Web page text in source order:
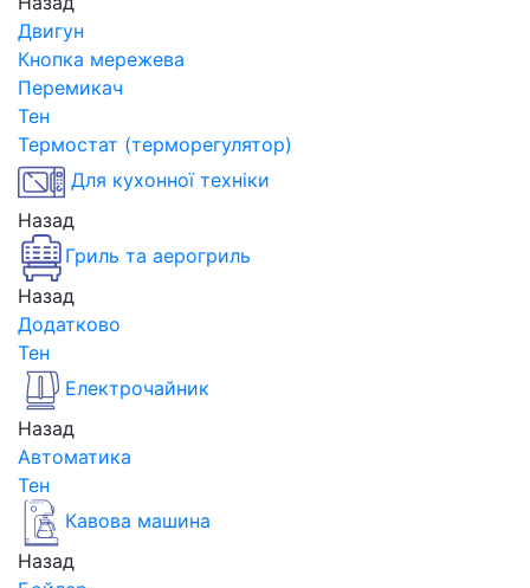
Двигун
Кнопка мережева
Перемикач
Тен
Термостат (терморегулятор)
Для кухонної техніки
Назад
Гриль та аерогриль
Назад
Додатково
Тен
Електрочайник
Назад
Автоматика
Тен
Кавова машина
Назад